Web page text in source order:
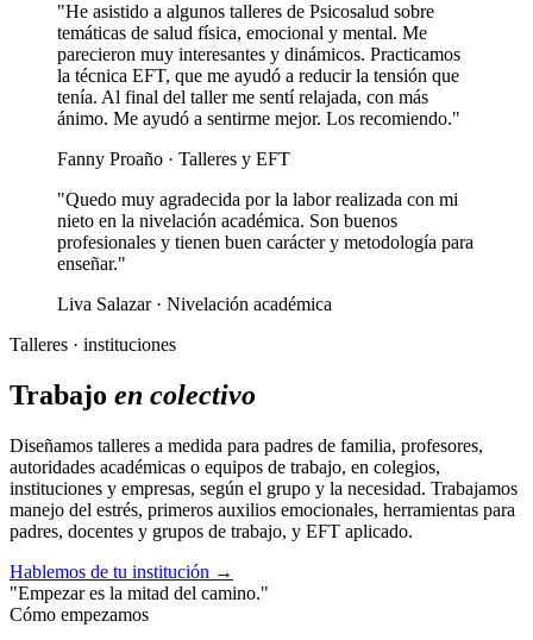
"He asistido a algunos talleres de Psicosalud sobre
temáticas de salud física, emocional y mental. Me
parecieron muy interesantes y dinámicos. Practicamos
la técnica EFT, que me ayudó a reducir la tensión que
tenía. Al final del taller me sentí relajada, con más
ánimo. Me ayudó a sentirme mejor. Los recomiendo."
Fanny Proaño · Talleres y EFT
"Quedo muy agradecida por la labor realizada con mi
nieto en la nivelación académica. Son buenos
profesionales y tienen buen carácter y metodología para
enseñar."
Liva Salazar · Nivelación académica
Talleres · instituciones
Trabajo en colectivo
Diseñamos talleres a medida para padres de familia, profesores,
autoridades académicas o equipos de trabajo, en colegios,
instituciones y empresas, según el grupo y la necesidad. Trabajamos
manejo del estrés, primeros auxilios emocionales, herramientas para
padres, docentes y grupos de trabajo, y EFT aplicado.
Hablemos de tu institución →
"Empezar es la mitad del camino."
Cómo empezamos